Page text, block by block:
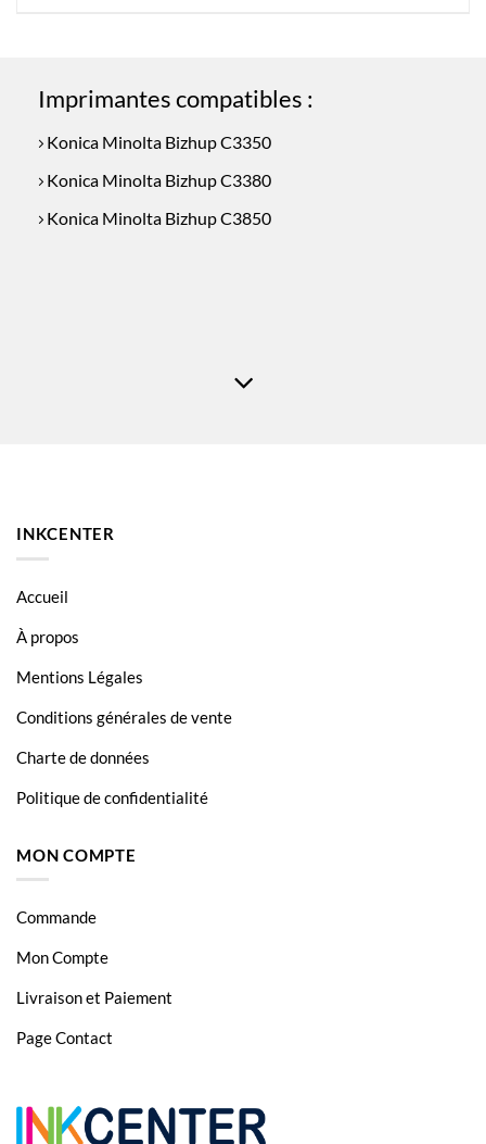
Imprimantes compatibles :
Konica Minolta Bizhup C3350
Konica Minolta Bizhup C3380
Konica Minolta Bizhup C3850
INKCENTER
Accueil
À propos
Mentions Légales
Conditions générales de vente
Charte de données
Politique de confidentialité
MON COMPTE
Commande
Mon Compte
Livraison et Paiement
Page Contact